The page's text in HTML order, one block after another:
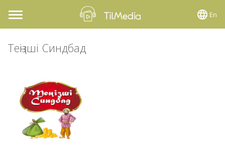
Toggle
navigation
En
Теңізші Синдбад